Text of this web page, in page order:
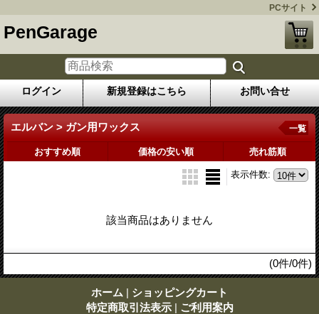
PCサイト
PenGarage
ログイン 新規登録はこちら お問い合せ
エルバン > ガン用ワックス 一覧
おすすめ順 価格の安い順 売れ筋順
表示件数:
該当商品はありません
(0件/0件)
ホーム | ショッピングカート
特定商取引法表示 | ご利用案内